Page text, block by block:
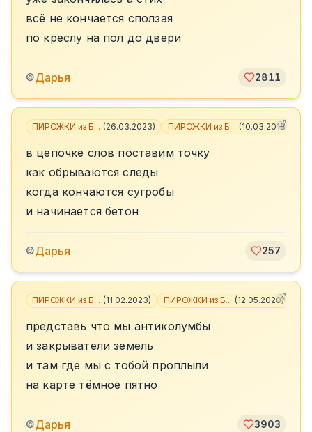
всё не кончается сползая
по креслу на пол до двери
©Дарья 2811
ПИРОЖКИ из Б... (26.03.2023) ПИРОЖКИ из Б... (10.03.2018
в цепочке слов поставим точку
как обрываются следы
когда кончаются сугробы
и начинается бетон
©Дарья 257
ПИРОЖКИ из Б... (11.02.2023) ПИРОЖКИ из Б... (12.05.2020)
представь что мы антиколумбы
и закрыватели земель
и там где мы с тобой проплыли
на карте тёмное пятно
©Дарья 3903